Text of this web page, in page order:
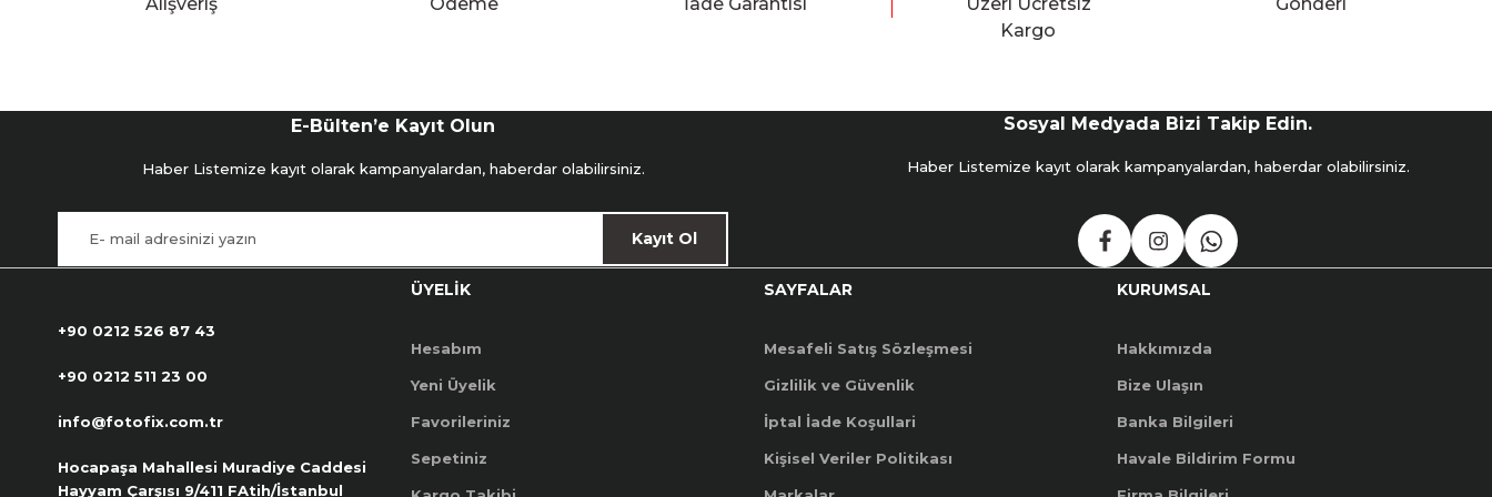
Kargo
E-Bülten’e Kayıt Olun
Haber Listemize kayıt olarak kampanyalardan, haberdar olabilirsiniz.
Kayıt Ol
Sosyal Medyada Bizi Takip Edin.
Haber Listemize kayıt olarak kampanyalardan, haberdar olabilirsiniz.
+90 0212 526 87 43
+90 0212 511 23 00
info@fotofix.com.tr
Hocapaşa Mahallesi Muradiye Caddesi
Hayyam Çarşısı 9/411 FAtih/İstanbul
ÜYELİK
Hesabım
Yeni Üyelik
Favorileriniz
Sepetiniz
SAYFALAR
Mesafeli Satış Sözleşmesi
Gizlilik ve Güvenlik
İptal İade Koşullari
Kişisel Veriler Politikası
KURUMSAL
Hakkımızda
Bize Ulaşın
Banka Bilgileri
Havale Bildirim Formu